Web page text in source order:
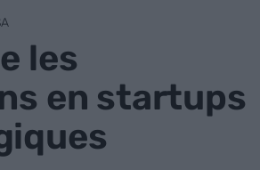
les
en startups